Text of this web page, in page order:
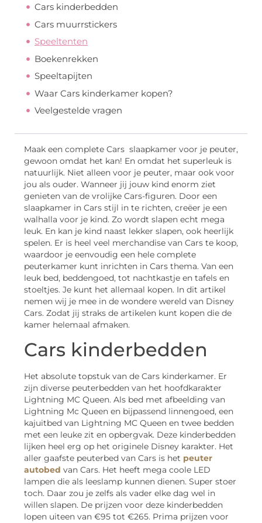
Cars kinderbedden
Cars muurrstickers
Speeltenten
Boekenrekken
Speeltapijten
Waar Cars kinderkamer kopen?
Veelgestelde vragen
Maak een complete Cars slaapkamer voor je peuter,
gewoon omdat het kan! En omdat het superleuk is
natuurlijk. Niet alleen voor je peuter, maar ook voor
jou als ouder. Wanneer jij jouw kind enorm ziet
genieten van de vrolijke Cars-figuren. Door een
slaapkamer in Cars stijl in te richten, creëer je een
walhalla voor je kind. Zo wordt slapen echt mega
leuk. En kan je kind naast lekker slapen, ook heerlijk
spelen. Er is heel veel merchandise van Cars te koop,
waardoor je eenvoudig een hele complete
peuterkamer kunt inrichten in Cars thema. Van een
leuk bed, beddengoed, tot nachtkastje en tafels en
stoeltjes. Je kunt het allemaal kopen. In dit artikel
nemen wij je mee in de wondere wereld van Disney
Cars. Zodat jij straks de artikelen kunt kopen die de
kamer helemaal afmaken.
Cars kinderbedden
Het absolute topstuk van de Cars kinderkamer. Er
zijn diverse peuterbedden van het hoofdkarakter
Lightning MC Queen. Als bed met afbeelding van
Lightning Mc Queen en bijpassend linnengoed, een
kajuitbed van Lightning MC Queen en twee bedden
met een leuke zit en opbergvak. Deze kinderbedden
lijken heel erg op het originele Disney karakter. Het
aller gaafste peuterbed van Cars is het peuter
autobed van Cars. Het heeft mega coole LED
lampen die als leeslamp kunnen dienen. Super stoer
toch. Daar zou je zelfs als vader elke dag wel in
willen slapen. De prijzen voor deze kinderbedden
lopen uiteen van €95 tot €265. Prima prijzen voor